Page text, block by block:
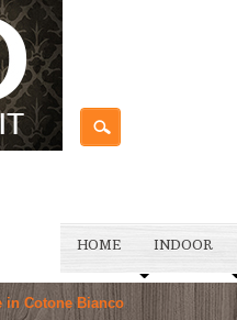
HOME INDOOR
in Cotone Bianco